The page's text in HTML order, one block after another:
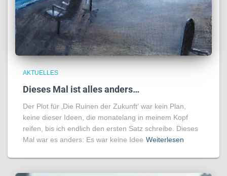
AKTUELLES
Dieses Mal ist alles anders…
Der Plot für ‚Die Ruinen der Zukunft‘ war kein Plan,
keine dieser Ideen, die monatelang in meinem Kopf
reifen, bis ich endlich den ersten Satz schreibe. Dieses
Mal war es anders: Es war keine Idee Weiterlesen